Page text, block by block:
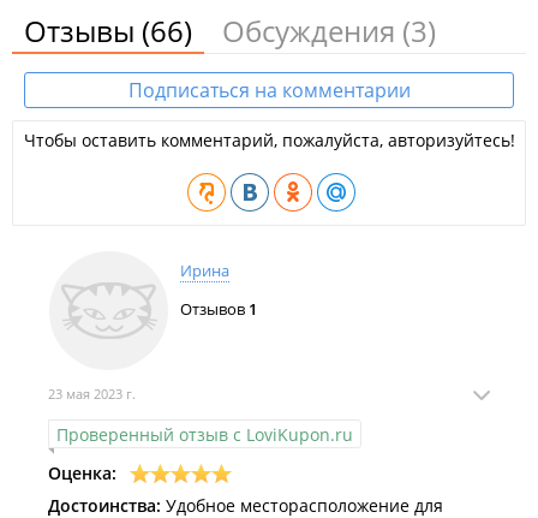
Отзывы (66) Обсуждения (3)
Подписаться на комментарии
Чтобы оставить комментарий, пожалуйста, авторизуйтесь!
Ирина
Отзывов 1
23 мая 2023 г.
Проверенный отзыв с LoviKupon.ru
Оценка:
Достоинства: Удобное месторасположение для